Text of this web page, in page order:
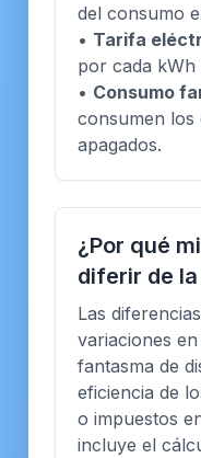
del consumo
• Tarifa
por cada kWh
• Consumo
consumen los
apagados.
¿Por qué
diferir de
Las
variaciones
fantasma de
eficiencia de
o impuestos
incluye el